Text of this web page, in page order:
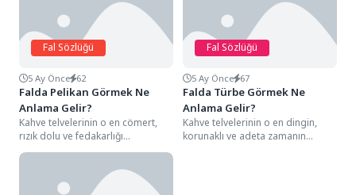
Fal Sözlüğü
5 Ay Önce 62
Falda Pelikan Görmek Ne
Anlama Gelir?
Kahve telvelerinin o en cömert,
rızık dolu ve fedakarlığı
simgeleyen detayları arasında,
Fal Sözlüğü
5 Ay Önce 67
Falda Türbe Görmek Ne
Anlama Gelir?
Kahve telvelerinin o en dingin,
korunaklı ve adeta zamanın